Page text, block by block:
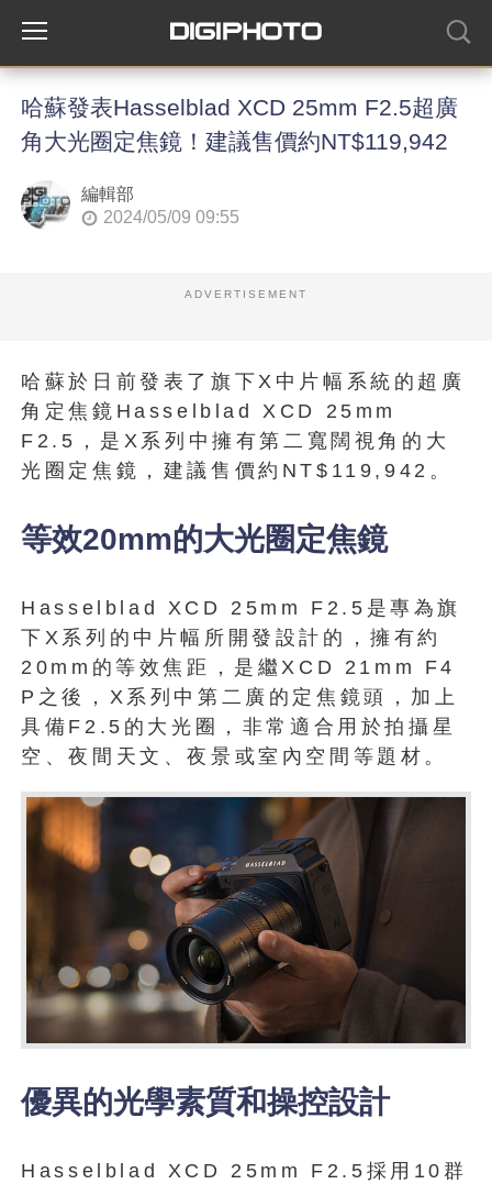
哈蘇發表Hasselblad XCD 25mm F2.5超廣
角大光圈定焦鏡！建議售價約NT$119,942
編輯部
2024/05/09 09:55
ADVERTISEMENT
哈蘇於日前發表了旗下X中片幅系統的超廣
角定焦鏡Hasselblad XCD 25mm
F2.5，是X系列中擁有第二寬闊視角的大
光圈定焦鏡，建議售價約NT$119,942。
等效20mm的大光圈定焦鏡
Hasselblad XCD 25mm F2.5是專為旗
下X系列的中片幅所開發設計的，擁有約
20mm的等效焦距，是繼XCD 21mm F4
P之後，X系列中第二廣的定焦鏡頭，加上
具備F2.5的大光圈，非常適合用於拍攝星
空、夜間天文、夜景或室內空間等題材。
優異的光學素質和操控設計
Hasselblad XCD 25mm F2.5採用10群